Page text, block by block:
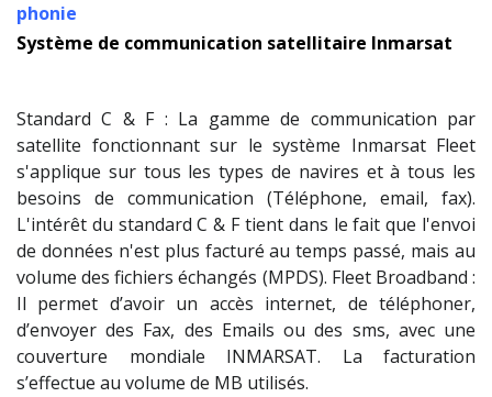
phonie
Système de communication satellitaire Inmarsat
Standard C & F : La gamme de communication par
satellite fonctionnant sur le système Inmarsat Fleet
s'applique sur tous les types de navires et à tous les
besoins de communication (Téléphone, email, fax).
L'intérêt du standard C & F tient dans le fait que l'envoi
de données n'est plus facturé au temps passé, mais au
volume des fichiers échangés (MPDS). Fleet Broadband :
Il permet d’avoir un accès internet, de téléphoner,
d’envoyer des Fax, des Emails ou des sms, avec une
couverture mondiale INMARSAT. La facturation
s’effectue au volume de MB utilisés.